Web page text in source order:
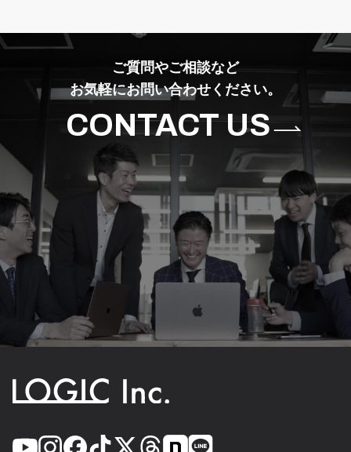
ご質問やご相談など
お気軽にお問い合わせください。
CONTACT US